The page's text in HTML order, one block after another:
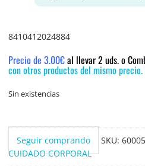
8410412024884
Precio de 3.00€al llevar 2 uds. o
con otros productos del mismo precio.
Sin existencias
Seguir comprando SKU:
CUIDADO CORPORAL